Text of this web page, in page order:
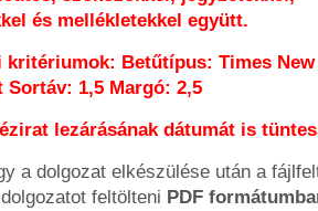
és mellékletekkel együtt.
Betűtípus: Times New
Sortáv: 1,5 Margó: 2,5
lezárásának dátumát is
a dolgozat elkészülése után a
feltölteni PDF